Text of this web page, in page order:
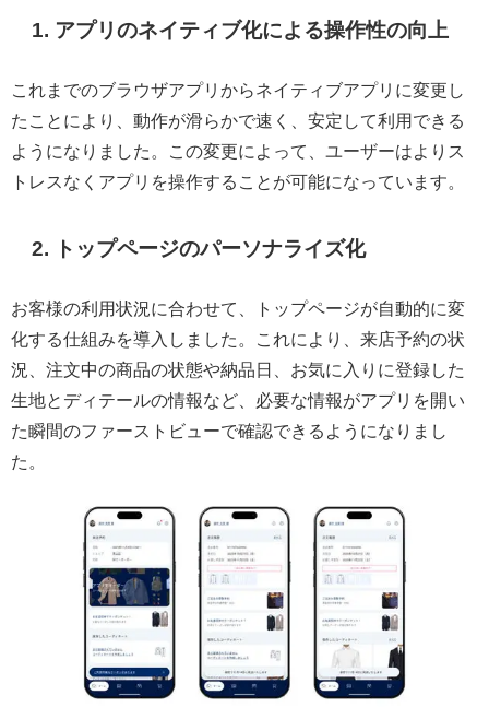
1. アプリのネイティブ化による操作性の向上
これまでのブラウザアプリからネイティブアプリに変更し
たことにより、動作が滑らかで速く、安定して利用できる
ようになりました。この変更によって、ユーザーはよりス
トレスなくアプリを操作することが可能になっています。
2. トップページのパーソナライズ化
お客様の利用状況に合わせて、トップページが自動的に変
化する仕組みを導入しました。これにより、来店予約の状
況、注文中の商品の状態や納品日、お気に入りに登録した
生地とディテールの情報など、必要な情報がアプリを開い
た瞬間のファーストビューで確認できるようになりまし
た。